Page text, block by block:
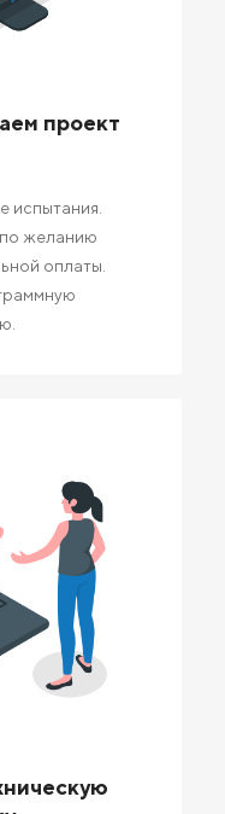
проект
испытания.
желанию
оплаты.